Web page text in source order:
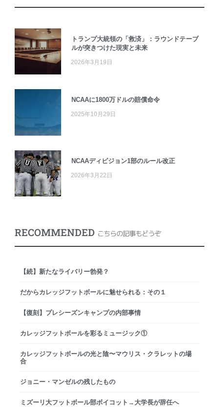
トランプ大統領の「救済」：ラウンドテーブ
ルが突きつけた現実と未来
2026年3月19日
NCAAに1800万ドルの賠償命令
2025年10月29日
NCAAディビジョン1部のルール改正
2026年3月22日
RECOMMENDED こちらの記事もどうぞ
【続】新たなライバリー勃発？
だからカレッジフットボールに魅せられる：その１
【復刻】プレシーズンキャンプの内部事情
カレッジフットボールを彩るミュージック①
カレッジフットボールの光と陰〜マウリス・クラレットの場
合
ジョニー・マンゼルの残したもの
ミズーリ大フットボール部ボイコット→大学長が辞任へ